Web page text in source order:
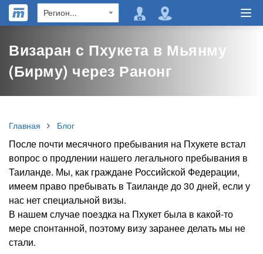
Визаран с Пхукета в Мьянму
(Бирму) через Ранонг
Главная Блог
После почти месячного пребывания на Пхукете встал
вопрос о продлении нашего легального пребывания в
Таиланде. Мы, как граждане Российской Федерации,
имеем право пребывать в Таиланде до 30 дней, если у
нас нет специальной визы.
В нашем случае поездка на Пхукет была в какой-то
мере спонтанной, поэтому визу заранее делать мы не
стали.